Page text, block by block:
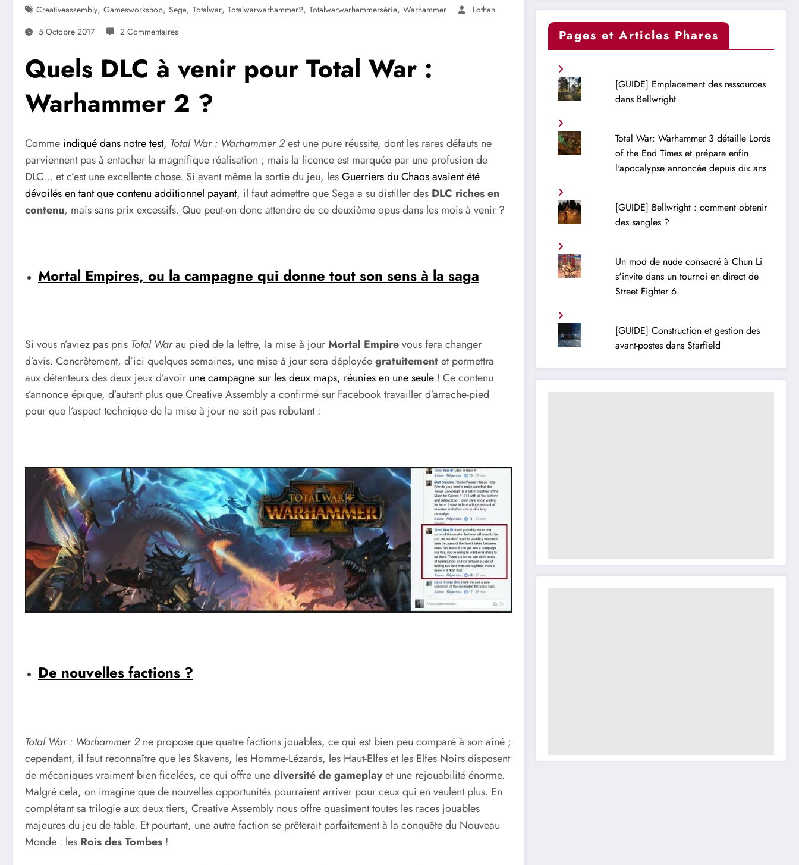
Creativeassembly, Gamesworkshop, Sega, Totalwar, Totalwarwarhammer2, Totalwarwarhammersérie, Warhammer
Lothan
5 Octobre 2017
2 Commentaires
Quels DLC à venir pour Total War :
Warhammer 2 ?
Comme indiqué dans notre test, Total War : Warhammer 2est une pure réussite, dont les rares défauts ne
parviennent pas à entacher la magnifique réalisation ; mais la licence est marquée par une profusion de
DLC… et c’est une excellente chose. Si avant même la sortie du jeu, lesGuerriers du Chaos avaient été
dévoilés en tant que contenu additionnel payant, il faut admettre que Sega a su distiller des DLC riches en
contenu, mais sans prix excessifs. Que peut-on donc attendre de ce deuxième opus dans les mois à venir ?
Mortal Empires, ou la campagne qui donne tout son sens à la saga
Si vous n’aviez pas pris Total Warau pied de la lettre, la mise à jourMortal Empirevous fera changer
d’avis. Concrètement, d’ici quelques semaines, une mise à jour sera déployéegratuitementet permettra
aux détenteurs des deux jeux d’avoir une campagne sur les deux maps, réunies en une seule ! Ce contenu
s’annonce épique, d’autant plus que Creative Assembly a confirmé sur Facebook travailler d’arrache-pied
pour que l’aspect technique de la mise à jour ne soit pas rebutant :
De nouvelles factions ?
Total War : Warhammer 2 ne propose que quatre factions jouables, ce qui est bien peu comparé à son aîné ;
cependant, il faut reconnaître que les Skavens, les Homme-Lézards, les Haut-Elfes et les Elfes Noirs disposent
de mécaniques vraiment bien ficelées, ce qui offre unediversité de gameplayet une rejouabilité énorme.
Malgré cela, on imagine que de nouvelles opportunités pourraient arriver pour ceux qui en veulent plus. En
complétant sa trilogie aux deux tiers, Creative Assembly nous offre quasiment toutes les races jouables
majeures du jeu de table. Et pourtant, une autre faction se prêterait parfaitement à la conquête du Nouveau
Monde : les Rois des Tombes !
Pages et Articles Phares
[GUIDE] Emplacement des ressources
dans Bellwright
Total War: Warhammer 3 détaille Lords
of the End Times et prépare enfin
l'apocalypse annoncée depuis dix ans
[GUIDE] Bellwright : comment obtenir
des sangles ?
Un mod de nude consacré à Chun Li
s'invite dans un tournoi en direct de
Street Fighter 6
[GUIDE] Construction et gestion des
avant-postes dans Starfield